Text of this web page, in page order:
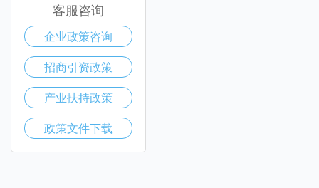
客服咨询
企业政策咨询
招商引资政策
产业扶持政策
政策文件下载